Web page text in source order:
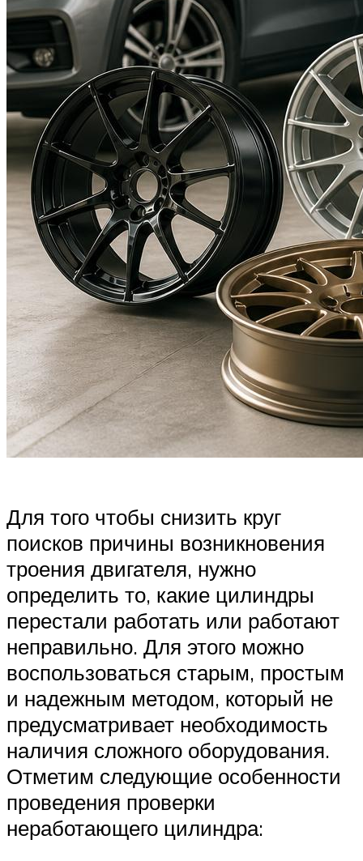
Для того чтобы снизить круг
поисков причины возникновения
троения двигателя, нужно
определить то, какие цилиндры
перестали работать или работают
неправильно. Для этого можно
воспользоваться старым, простым
и надежным методом, который не
предусматривает необходимость
наличия сложного оборудования.
Отметим следующие особенности
проведения проверки
неработающего цилиндра: